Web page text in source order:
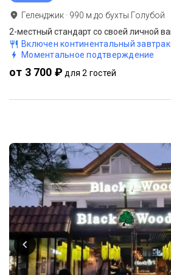
Геленджик · 990 м до бухты Голубой
Включен континентальный завтрак
Моментальное подтверждение
от 3 700 ₽ для 2 гостей